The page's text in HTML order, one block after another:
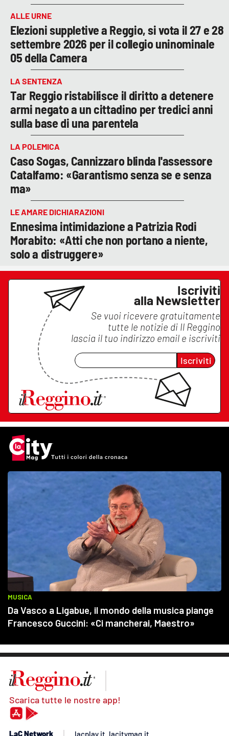
ALLE URNE
Elezioni suppletive a Reggio, si vota il 27 e 28
settembre 2026 per il collegio uninominale
05 della Camera
LA SENTENZA
Tar Reggio ristabilisce il diritto a detenere
armi negato a un cittadino per tredici anni
sulla base di una parentela
LA POLEMICA
Caso Sogas, Cannizzaro blinda l'assessore
Catalfamo: «Garantismo senza se e senza
ma»
LE AMARE DICHIARAZIONI
Ennesima intimidazione a Patrizia Rodi
Morabito: «Atti che non portano a niente,
solo a distruggere»
Iscriviti
alla Newsletter
Se vuoi ricevere gratuitamente
tutte le notizie di Il Reggino
lascia il tuo indirizzo email e iscriviti
Iscriviti
Scarica tutte le nostre app!
LaC Network lacplay.it lacitymag.it